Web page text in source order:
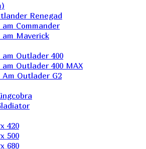
Renegad
Commander
Maverick
Outlader 400
Outlader 400 MAX
Аm Outlader G2
420
500
680